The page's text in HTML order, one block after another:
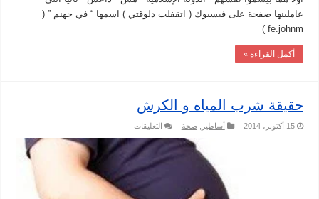
عاملينها صفحة على فيسبوك ( اتقفلت دلوقتي ) اسمها “ في جهنم ” (
fe.johnm )
أكمل القراءة »
حقيقة شرب المياه و الكرش
15 أكتوبر، 2014 أساطير ,صحة التعليقات
شرب
المياه
و
الكرش
مغلقة